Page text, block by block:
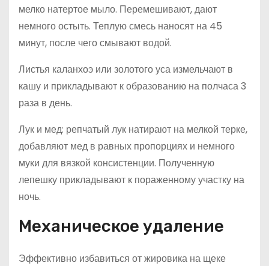
мелко натертое мыло. Перемешивают, дают
немного остыть. Теплую смесь наносят на 45
минут, после чего смывают водой.
Листья каланхоэ или золотого уса измельчают в
кашу и прикладывают к образованию на полчаса 3
раза в день.
Лук и мед: репчатый лук натирают на мелкой терке,
добавляют мед в равных пропорциях и немного
муки для вязкой консистенции. Полученную
лепешку прикладывают к пораженному участку на
ночь.
Механическое удаление
Эффективно избавиться от жировика на щеке